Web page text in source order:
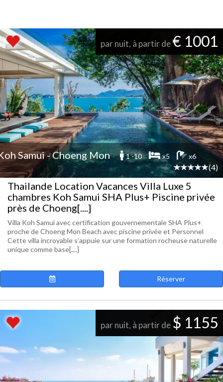
par nuit, à partir de€ 1001
Samui - Choeng Mon 1 -10 x5 x6
(4)
Thailande Location Vacances Villa Luxe 5
chambres Koh Samui SHA Plus+ Piscine privée
près de Choeng[....]
Villa Koh Samui avec certification gouvernementale SHA Plus+
proche de Choeng Mon Beach avec piscine privée et Personnel
Cette villa incroyable s’appuie sur une formation rocheuse naturelle
unique comme base[....]
Réserver
par nuit, à partir de $ 1155